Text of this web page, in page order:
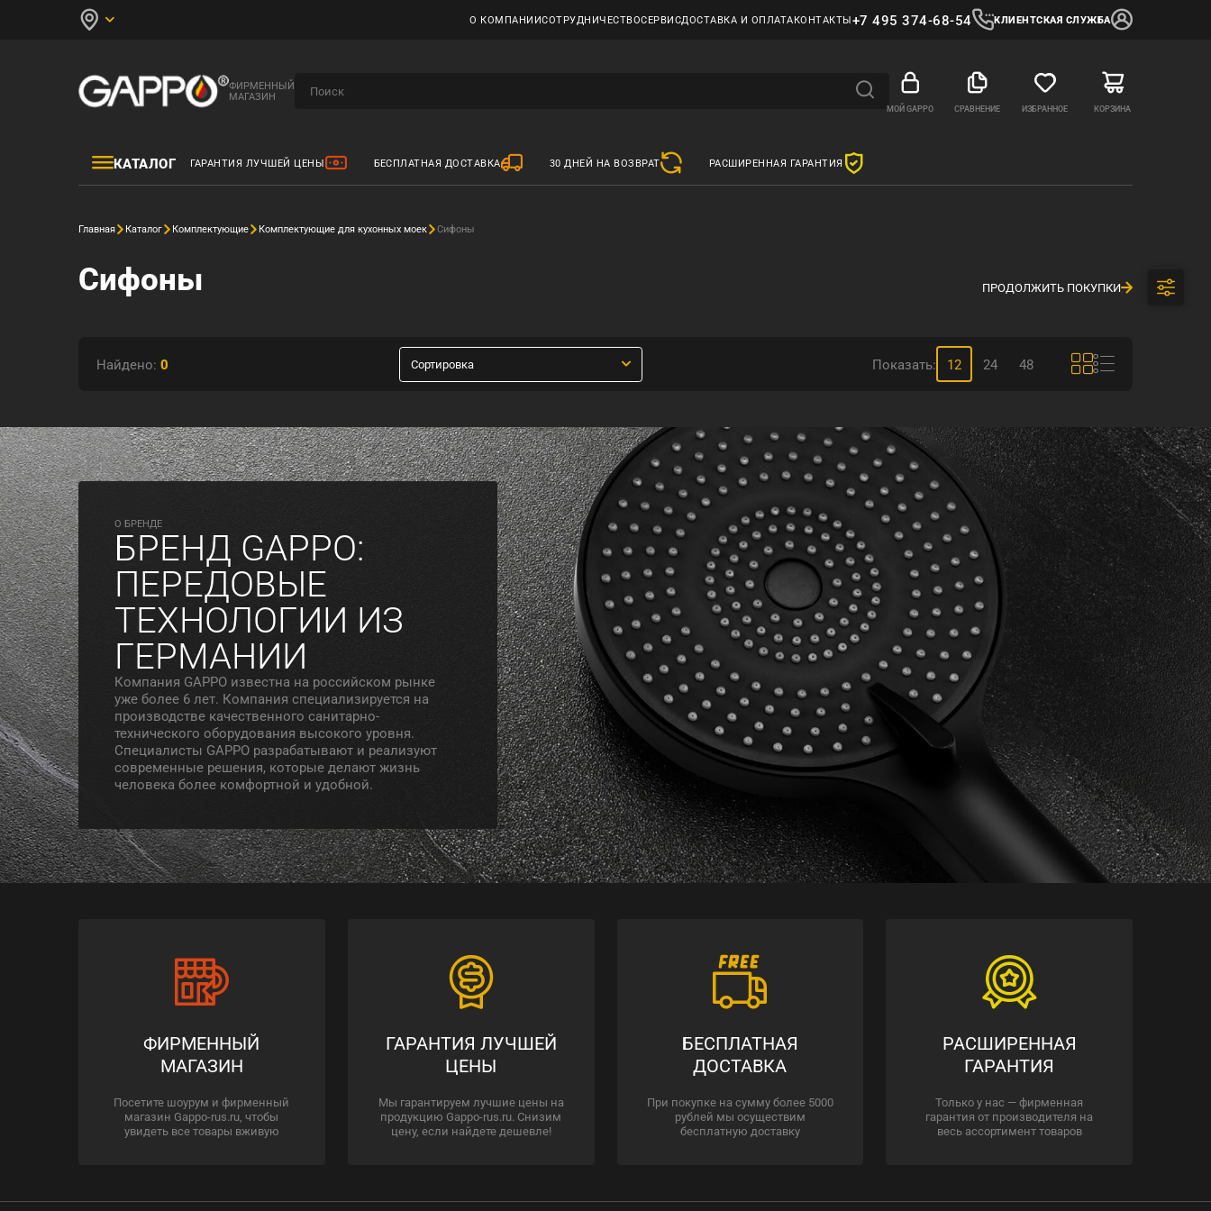
О КОМПАНИИСОТРУДНИЧЕСТВОСЕРВИСДОСТАВКА И ОПЛАТАКОНТАКТЫ+7 495 374-68-54 КЛИЕНТСКАЯ СЛУЖБА
ФИРМЕННЫЙ
МАГАЗИН
МОЙ GAPPO СРАВНЕНИЕ ИЗБРАННОЕ КОРЗИНА
КАТАЛОГ ГАРАНТИЯ ЛУЧШЕЙ ЦЕНЫ БЕСПЛАТНАЯ ДОСТАВКА 30 ДНЕЙ НА ВОЗВРАТ РАСШИРЕННАЯ ГАРАНТИЯ
Главная Каталог Комплектующие Комплектующие для кухонных моек Сифоны
Сифоны ПРОДОЛЖИТЬ ПОКУПКИ
Найдено: 0 Сортировка Показать: 12 24 48
O БРЕНДЕ
БРЕНД GAPPO:
ПЕРЕДОВЫЕ
ТЕХНОЛОГИИ ИЗ
ГЕРМАНИИ
Компания GAPPO известна на российском рынке
уже более 6 лет. Компания специализируется на
производстве качественного санитарно-
технического оборудования высокого уровня.
Специалисты GAPPO разрабатывают и реализуют
современные решения, которые делают жизнь
человека более комфортной и удобной.
ФИРМЕННЫЙ
МАГАЗИН
Посетите шоурум и фирменный
магазин Gappo-rus.ru, чтобы
увидеть все товары вживую
ГАРАНТИЯ ЛУЧШЕЙ
ЦЕНЫ
Мы гарантируем лучшие цены на
продукцию Gappo-rus.ru. Снизим
цену, если найдете дешевле!
БЕСПЛАТНАЯ
ДОСТАВКА
При покупке на сумму более 5000
рублей мы осуществим
бесплатную доставку
РАСШИРЕННАЯ
ГАРАНТИЯ
Только у нас — фирменная
гарантия от производителя на
весь ассортимент товаров